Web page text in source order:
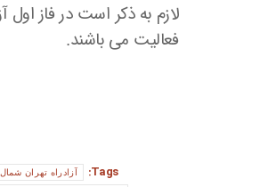
فعالیت می باشند.
Tags:
آزادراه تهران شمال